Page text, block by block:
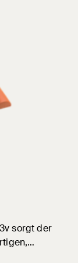
sorgt der